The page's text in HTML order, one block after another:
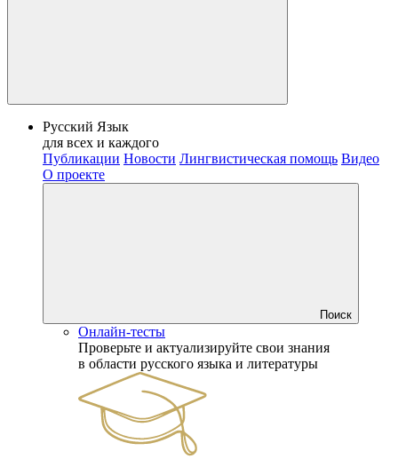
Русский Язык
для всех и каждого
Публикации Новости Лингвистическая помощь Видео
О проекте
Поиск
Онлайн-тесты
Проверьте и актуализируйте свои знания
в области русского языка и литературы